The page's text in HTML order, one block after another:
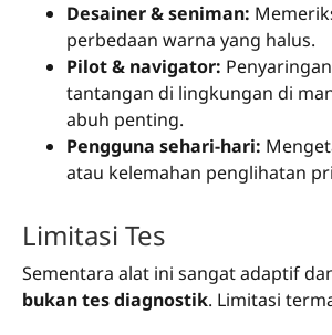
Desainer & seniman:
perbedaan warna yang halus.
Pilot & navigator:
tantangan di lingkungan di
abuh penting.
Pengguna sehari-hari:
atau kelemahan penglihatan
Limitasi Tes
Sementara alat ini sangat adaptif
bukan tes diagnostik. Limitasi